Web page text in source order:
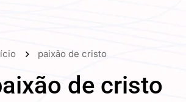
paixão de cristo
de cristo